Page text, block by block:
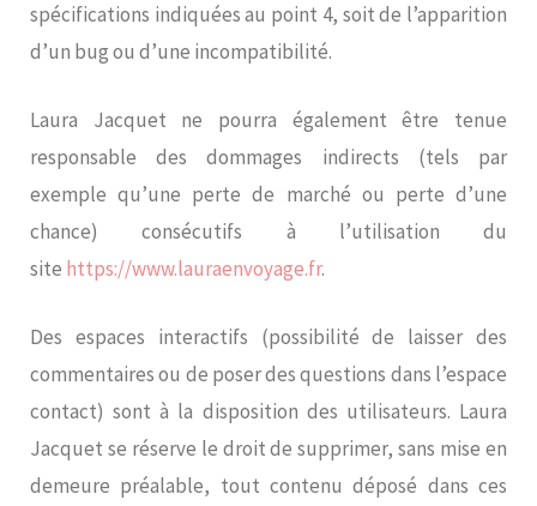
spécifications indiquées au point 4, soit de l’apparition
d’un bug ou d’une incompatibilité.
Laura Jacquet ne pourra également être tenue
responsable des dommages indirects (tels par
exemple qu’une perte de marché ou perte d’une
chance) consécutifs à l’utilisation du
site https://www.lauraenvoyage.fr.
Des espaces interactifs (possibilité de laisser des
commentaires ou de poser des questions dans l’espace
contact) sont à la disposition des utilisateurs. Laura
Jacquet se réserve le droit de supprimer, sans mise en
demeure préalable, tout contenu déposé dans ces